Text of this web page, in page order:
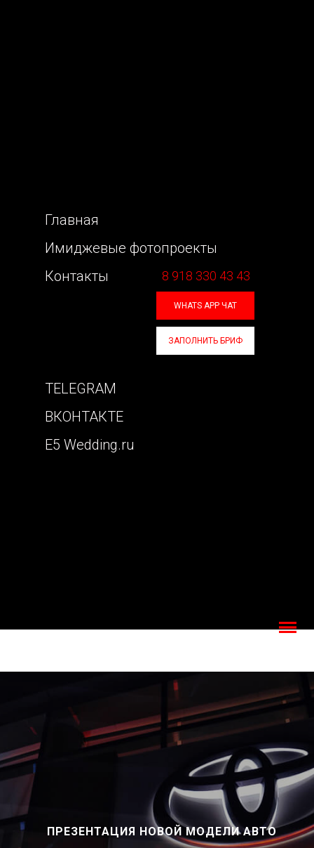
WHATS APP ЧАТ
ЗАПОЛНИТЬ БРИФ
E5 Wedding.ru
Имиджевые фотопроекты
Главная
Контакты 8 918 330 43 43
TELEGRAM
ВКОНТАКТЕ
ПРЕЗЕНТАЦИЯ НОВОЙ МОДЕЛИ АВТО